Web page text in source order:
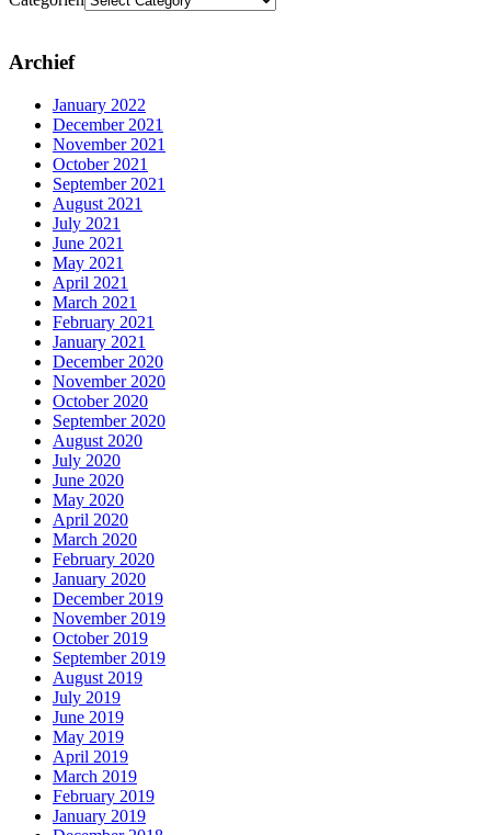
Archief
January 2022
December 2021
November 2021
October 2021
September 2021
August 2021
July 2021
June 2021
May 2021
April 2021
March 2021
February 2021
January 2021
December 2020
November 2020
October 2020
September 2020
August 2020
July 2020
June 2020
May 2020
April 2020
March 2020
February 2020
January 2020
December 2019
November 2019
October 2019
September 2019
August 2019
July 2019
June 2019
May 2019
April 2019
March 2019
February 2019
January 2019